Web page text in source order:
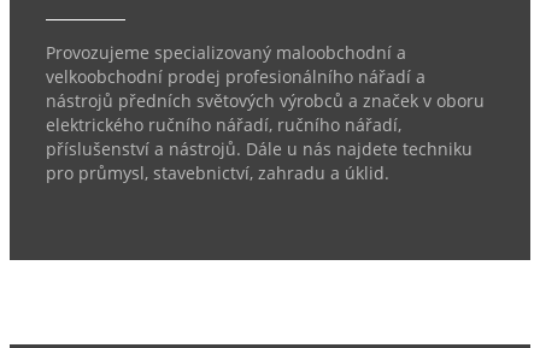
Provozujeme specializovaný maloobchodní a
velkoobchodní prodej profesionálního nářadí a
nástrojů předních světových výrobců a značek v oboru
elektrického ručního nářadí, ručního nářadí,
příslušenství a nástrojů. Dále u nás najdete techniku
pro průmysl, stavebnictví, zahradu a úklid.